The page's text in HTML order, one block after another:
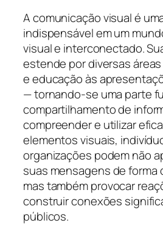
A comunicação visual é
indispensável em um
visual e interconectado.
estende por diversas
e educação às
— tornando-se uma parte
compartilhamento de
compreender e utilizar
elementos visuais,
organizações podem não
suas mensagens de forma
mas também provocar
construir conexões
públicos.